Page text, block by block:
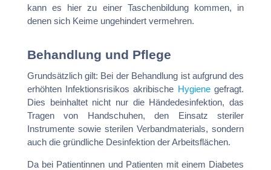
kann es hier zu einer Taschenbildung kommen, in
denen sich Keime ungehindert vermehren.
Behandlung und Pflege
Grundsätzlich gilt: Bei der Behandlung ist aufgrund des
erhöhten Infektionsrisikos akribische Hygienegefragt.
Dies beinhaltet nicht nur die Händedesinfektion, das
Tragen von Handschuhen, den Einsatz steriler
Instrumente sowie sterilen Verbandmaterials, sondern
auch die gründliche Desinfektion der Arbeitsflächen.
Da bei Patientinnen und Patienten mit einem Diabetes